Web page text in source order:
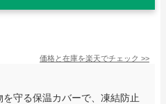
価格と在庫を楽天でチェック >>
守る保温カバーで、凍結防止